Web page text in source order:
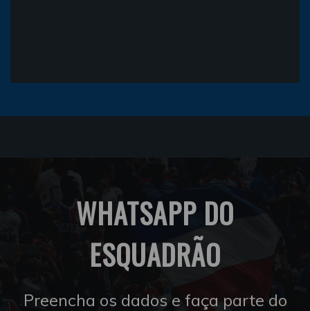
WHATSAPP DO
ESQUADRÃO
Preencha os dados e faça parte do